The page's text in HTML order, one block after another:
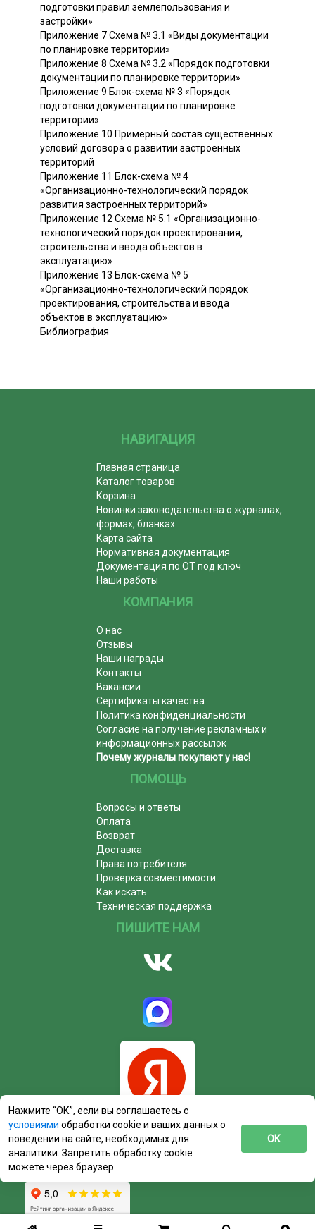
подготовки правил землепользования и
застройки»
Приложение 7 Схема № 3.1 «Виды документации
по планировке территории»
Приложение 8 Схема № 3.2 «Порядок подготовки
документации по планировке территории»
Приложение 9 Блок-схема № 3 «Порядок
подготовки документации по планировке
территории»
Приложение 10 Примерный состав существенных
условий договора о развитии застроенных
территорий
Приложение 11 Блок-схема № 4
«Организационно-технологический порядок
развития застроенных территорий»
Приложение 12 Схема № 5.1 «Организационно-
технологический порядок проектирования,
строительства и ввода объектов в
эксплуатацию»
Приложение 13 Блок-схема № 5
«Организационно-технологический порядок
проектирования, строительства и ввода
объектов в эксплуатацию»
Библиография
НАВИГАЦИЯ
Главная страница
Каталог товаров
Корзина
Новинки законодательства о журналах,
формах, бланках
Карта сайта
Нормативная документация
Документация по ОТ под ключ
Наши работы
КОМПАНИЯ
О нас
Отзывы
Наши награды
Контакты
Вакансии
Сертификаты качества
Политика конфиденциальности
Согласие на получение рекламных и
информационных рассылок
Почему журналы покупают у нас!
ПОМОЩЬ
Вопросы и ответы
Оплата
Возврат
Доставка
Права потребителя
Проверка совместимости
Как искать
Техническая поддержка
ПИШИТЕ НАМ
Нажмите “ОК”, если вы соглашаетесь с
условиями обработки cookie и ваших данных о
поведении на сайте, необходимых для
аналитики. Запретить обработку cookie
можете через браузер
ОК